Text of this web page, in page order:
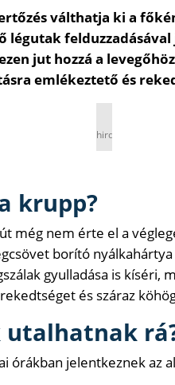
válthatja ki a
felduzzadásával
jut hozzá a
emlékeztető és
hirdetés
krupp?
még nem érte el a
borító
gyulladása is kíséri,
és száraz
órákban jelentkeznek az